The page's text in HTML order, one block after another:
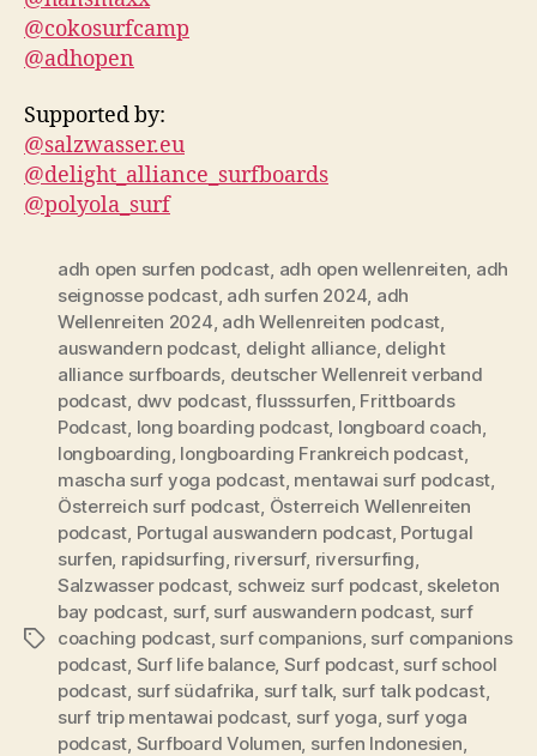
@cokosurfcamp
@adhopen
Supported by:
@salzwasser.eu
@delight_alliance_surfboards
@polyola_surf
Schlagwörter
adh open surfen podcast, adh open wellenreiten, adh
seignosse podcast, adh surfen 2024, adh
Wellenreiten 2024, adh Wellenreiten podcast,
auswandern podcast, delight alliance, delight
alliance surfboards, deutscher Wellenreit verband
podcast, dwv podcast,flusssurfen, Frittboards
Podcast, long boarding podcast, longboard coach,
longboarding, longboarding Frankreich podcast,
mascha surf yoga podcast, mentawai surf podcast,
Österreich surf podcast, Österreich Wellenreiten
podcast, Portugal auswandern podcast, Portugal
surfen, rapidsurfing, riversurf, riversurfing,
Salzwasser podcast, schweiz surf podcast, skeleton
bay podcast, surf, surf auswandern podcast, surf
coaching podcast, surf companions, surf companions
podcast, Surf life balance, Surf podcast, surf school
podcast, surf südafrika, surf talk, surf talk podcast,
surf trip mentawai podcast, surf yoga, surf yoga
podcast, Surfboard Volumen, surfen Indonesien,